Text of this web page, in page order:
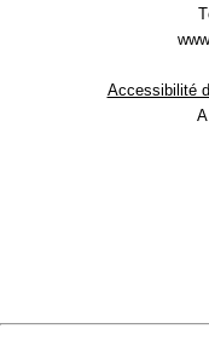
Accessibilité